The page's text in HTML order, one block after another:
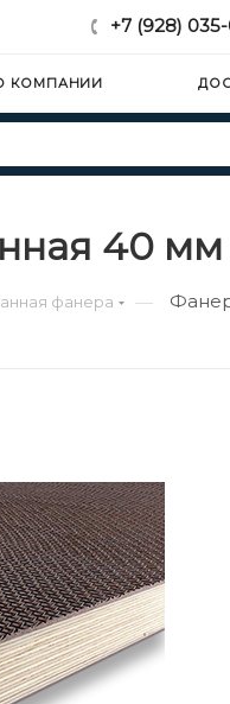
+7 (928)
КОМПАНИИ
40 мм
фанера —